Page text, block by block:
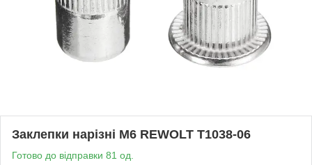
Заклепки нарізні М6 REWOLT T1038-06
Готово до відправки 81 од.